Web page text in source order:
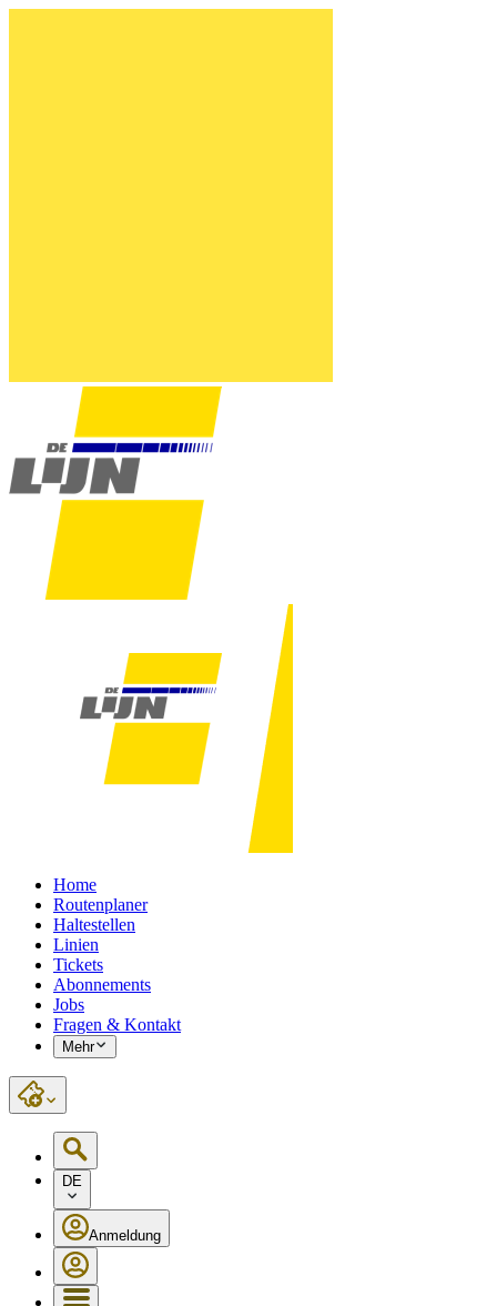
Home
Routenplaner
Haltestellen
Linien
Tickets
Abonnements
Jobs
Fragen & Kontakt
Mehr
DE
Anmeldung